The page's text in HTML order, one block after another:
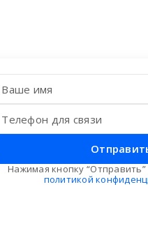
Нажимая кнопку
политикой